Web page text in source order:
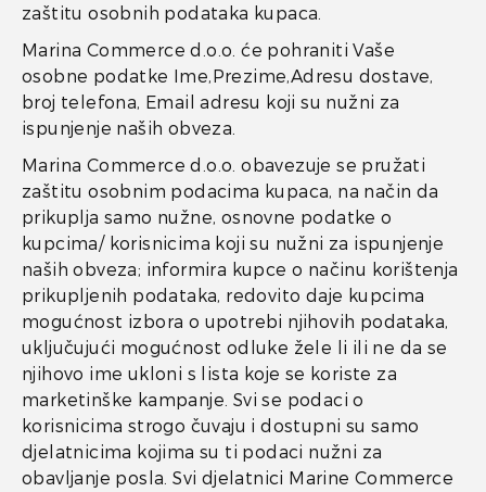
zaštitu osobnih podataka kupaca.
Marina Commerce d.o.o. će pohraniti Vaše
osobne podatke Ime,Prezime,Adresu dostave,
broj telefona, Email adresu koji su nužni za
ispunjenje naših obveza.
Marina Commerce d.o.o. obavezuje se pružati
zaštitu osobnim podacima kupaca, na način da
prikuplja samo nužne, osnovne podatke o
kupcima/ korisnicima koji su nužni za ispunjenje
naših obveza; informira kupce o načinu korištenja
prikupljenih podataka, redovito daje kupcima
mogućnost izbora o upotrebi njihovih podataka,
uključujući mogućnost odluke žele li ili ne da se
njihovo ime ukloni s lista koje se koriste za
marketinške kampanje. Svi se podaci o
korisnicima strogo čuvaju i dostupni su samo
djelatnicima kojima su ti podaci nužni za
obavljanje posla. Svi djelatnici Marine Commerce